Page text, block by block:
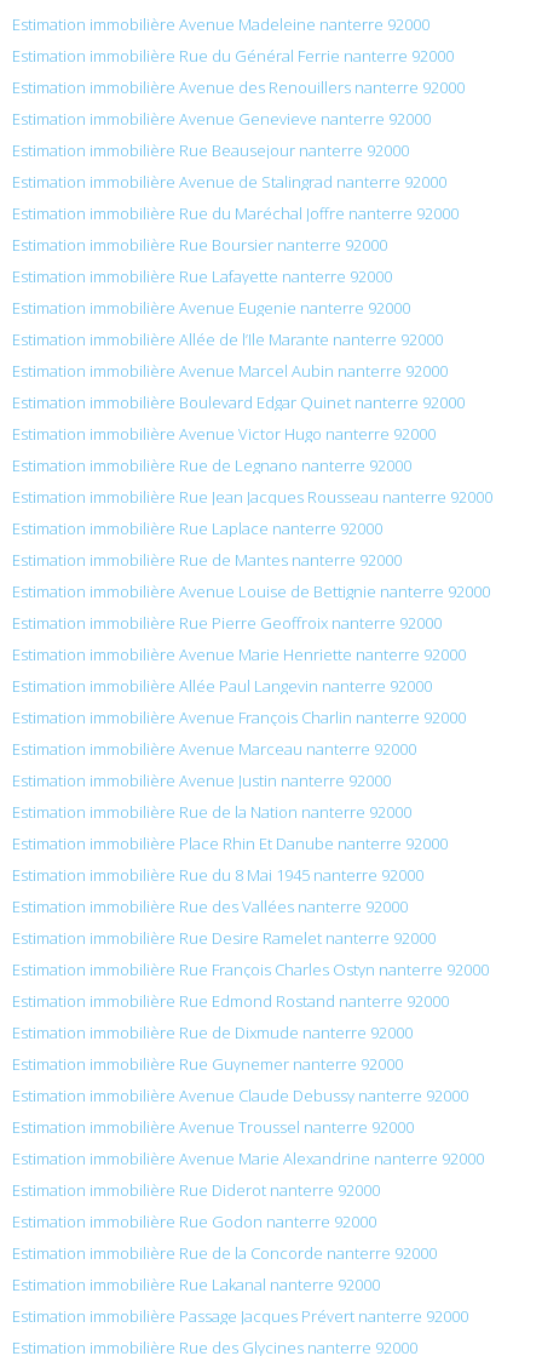
Estimation immobilière Avenue Madeleine nanterre 92000
Estimation immobilière Rue du Général Ferrie nanterre 92000
Estimation immobilière Avenue des Renouillers nanterre 92000
Estimation immobilière Avenue Genevieve nanterre 92000
Estimation immobilière Rue Beausejour nanterre 92000
Estimation immobilière Avenue de Stalingrad nanterre 92000
Estimation immobilière Rue du Maréchal Joffre nanterre 92000
Estimation immobilière Rue Boursier nanterre 92000
Estimation immobilière Rue Lafayette nanterre 92000
Estimation immobilière Avenue Eugenie nanterre 92000
Estimation immobilière Allée de l’Ile Marante nanterre 92000
Estimation immobilière Avenue Marcel Aubin nanterre 92000
Estimation immobilière Boulevard Edgar Quinet nanterre 92000
Estimation immobilière Avenue Victor Hugo nanterre 92000
Estimation immobilière Rue de Legnano nanterre 92000
Estimation immobilière Rue Jean Jacques Rousseau nanterre 92000
Estimation immobilière Rue Laplace nanterre 92000
Estimation immobilière Rue de Mantes nanterre 92000
Estimation immobilière Avenue Louise de Bettignie nanterre 92000
Estimation immobilière Rue Pierre Geoffroix nanterre 92000
Estimation immobilière Avenue Marie Henriette nanterre 92000
Estimation immobilière Allée Paul Langevin nanterre 92000
Estimation immobilière Avenue François Charlin nanterre 92000
Estimation immobilière Avenue Marceau nanterre 92000
Estimation immobilière Avenue Justin nanterre 92000
Estimation immobilière Rue de la Nation nanterre 92000
Estimation immobilière Place Rhin Et Danube nanterre 92000
Estimation immobilière Rue du 8 Mai 1945 nanterre 92000
Estimation immobilière Rue des Vallées nanterre 92000
Estimation immobilière Rue Desire Ramelet nanterre 92000
Estimation immobilière Rue François Charles Ostyn nanterre 92000
Estimation immobilière Rue Edmond Rostand nanterre 92000
Estimation immobilière Rue de Dixmude nanterre 92000
Estimation immobilière Rue Guynemer nanterre 92000
Estimation immobilière Avenue Claude Debussy nanterre 92000
Estimation immobilière Avenue Troussel nanterre 92000
Estimation immobilière Avenue Marie Alexandrine nanterre 92000
Estimation immobilière Rue Diderot nanterre 92000
Estimation immobilière Rue Godon nanterre 92000
Estimation immobilière Rue de la Concorde nanterre 92000
Estimation immobilière Rue Lakanal nanterre 92000
Estimation immobilière Passage Jacques Prévert nanterre 92000
Estimation immobilière Rue des Glycines nanterre 92000